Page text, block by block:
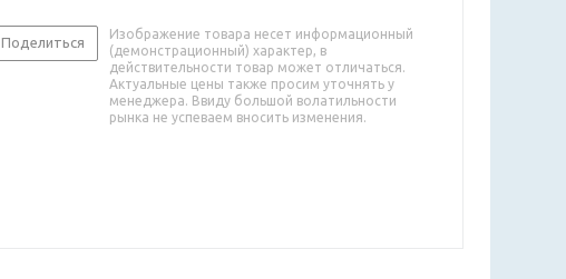
Поделиться
Изображение товара несет информационный
(демонстрационный) характер, в
действительности товар может отличаться.
Актуальные цены также просим уточнять у
менеджера. Ввиду большой волатильности
рынка не успеваем вносить изменения.